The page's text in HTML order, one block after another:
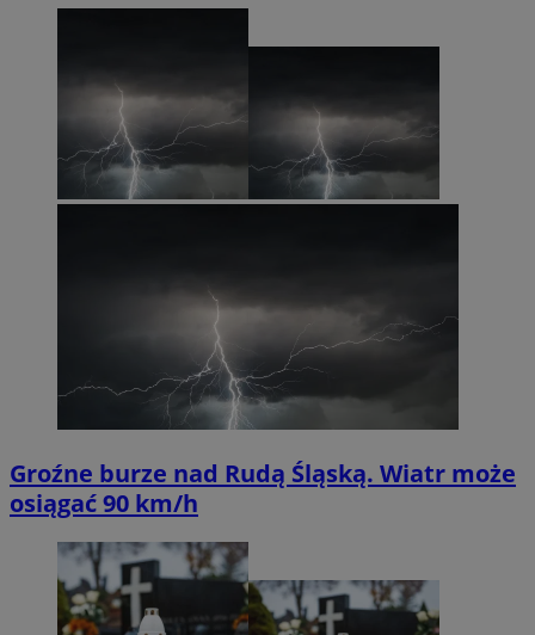
Groźne burze nad Rudą Śląską. Wiatr może
osiągać 90 km/h